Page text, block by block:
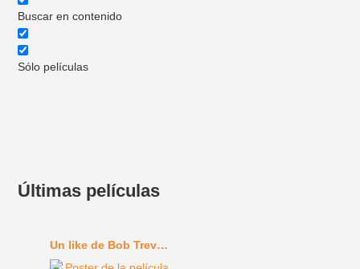
Buscar en contenido
Sólo películas
Últimas películas
Un like de Bob Trevino (2024)